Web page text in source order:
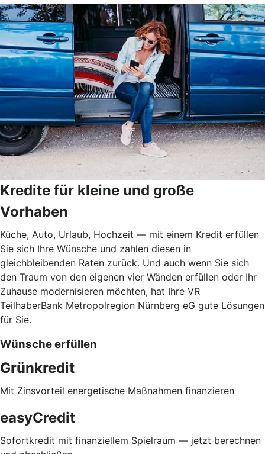
Kredite für kleine und große
Vorhaben
Küche, Auto, Urlaub, Hochzeit — mit einem Kredit erfüllen
Sie sich Ihre Wünsche und zahlen diesen in
gleichbleibenden Raten zurück. Und auch wenn Sie sich
den Traum von den eigenen vier Wänden erfüllen oder Ihr
Zuhause modernisieren möchten, hat Ihre VR
TeilhaberBank Metropolregion Nürnberg eG gute Lösungen
für Sie.
Wünsche erfüllen
Grünkredit
Mit Zinsvorteil energetische Maßnahmen finanzieren
easyCredit
Sofortkredit mit finanziellem Spielraum — jetzt berechnen